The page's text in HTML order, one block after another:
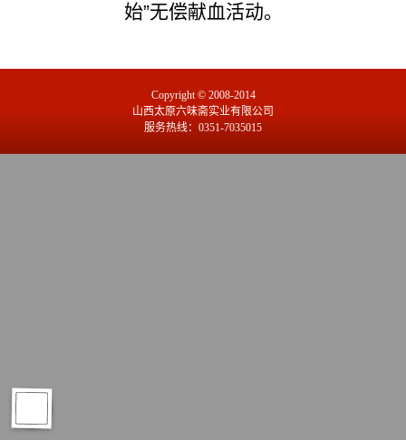
始”无偿献血活动。
Copyright © 2008-2014
山西太原六味斋实业有限公司
服务热线：0351-7035015